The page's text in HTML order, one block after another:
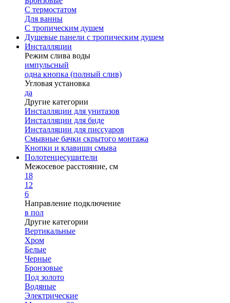
С термостатом
Для ванны
С тропическим душем
Душевые панели с тропическим душем
Инсталляции
Режим слива воды
импульсный
одна кнопка (полный слив)
Угловая установка
да
Другие категории
Инсталляции для унитазов
Инсталляции для биде
Инсталляции для писсуаров
Смывные бачки скрытого монтажа
Кнопки и клавиши смыва
Полотенцесушители
Межосевое расстояние, см
18
12
6
Направление подключение
в пол
Другие категории
Вертикальные
Хром
Белые
Черные
Бронзовые
Под золото
Водяные
Электрические